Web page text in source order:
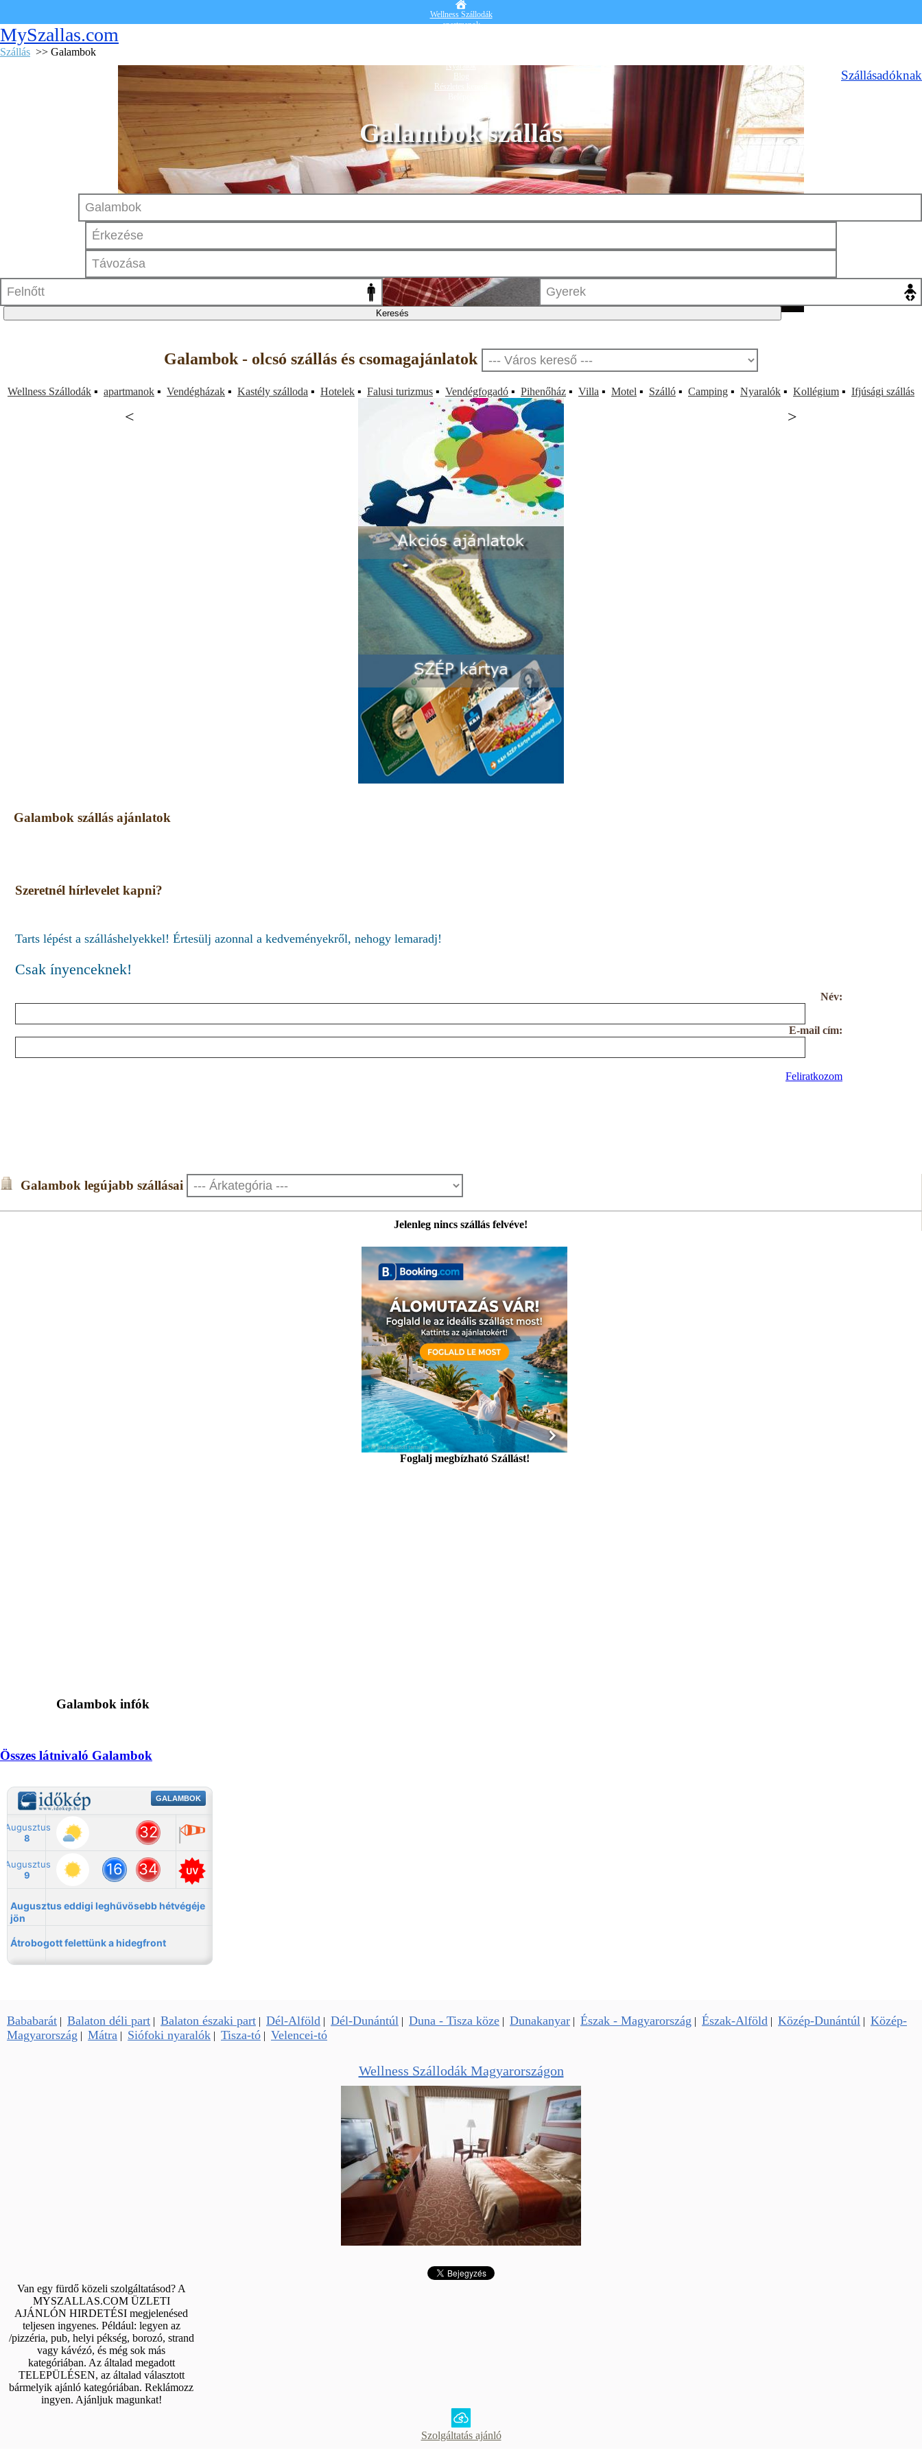
Wellness Szállodák
apartmanok
Nyaralók
Részletes kereső
MySzallas.com
Szállás >> Galambok
Szállásadóknak
Galambok szállás
< >
Galambok - olcsó szállás és csomagajánlatok
Wellness Szállodák ▪ apartmanok ▪ Vendégházak ▪ Kastély szálloda ▪ Hotelek ▪ Falusi turizmus ▪ Vendégfogadó ▪ Pihenőház ▪ Villa ▪ Motel ▪ Szálló ▪ Camping ▪ Nyaralók ▪ Kollégium ▪ Ifjúsági szállás
Galambok szállás ajánlatok
Szeretnél hírlevelet kapni?
Tarts lépést a szálláshelyekkel! Értesülj azonnal a kedveményekről, nehogy lemaradj!
Csak ínyenceknek!
Név:
E-mail cím:
Feliratkozom
Galambok legújabb szállásai
Jelenleg nincs szállás felvéve!
Foglalj megbízható Szállást!
Galambok infók
Összes látnivaló Galambok
Bababarát | Balaton déli part | Balaton északi part | Dél-Alföld | Dél-Dunántúl | Duna - Tisza köze | Dunakanyar | Észak - Magyarország | Észak-Alföld | Közép-Dunántúl | Közép-
Magyarország | Mátra | Siófoki nyaralók | Tisza-tó | Velencei-tó
Wellness Szállodák Magyarországon
Van egy fürdő közeli szolgáltatásod? A
MYSZALLAS.COM ÜZLETI
AJÁNLÓN HIRDETÉSI megjelenésed
teljesen ingyenes. Például: legyen az
/pizzéria, pub, helyi pékség, borozó, strand
vagy kávézó, és még sok más
kategóriában. Az általad megadott
TELEPÜLÉSEN, az általad választott
bármelyik ajánló kategóriában. Reklámozz
ingyen. Ajánljuk magunkat!
Szolgáltatás ajánló